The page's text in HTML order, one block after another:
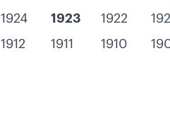
1924 1923 1922
1912 1911 1910